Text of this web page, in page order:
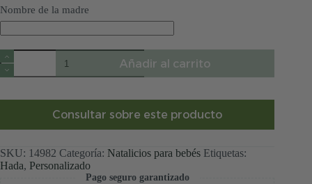
Nombre de la madre
Natalicio
personalizado
cuento
hadas
Añadir al carrito
Consultar sobre este producto
SKU: 14982 Categoría: Natalicios para bebés Etiquetas:
Hada, Personalizado
Pago seguro garantizado